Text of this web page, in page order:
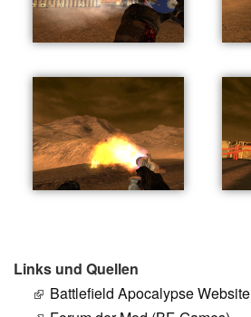
Links und Quellen
Battlefield Apocalypse Website